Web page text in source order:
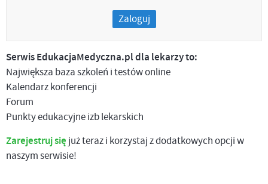
Zaloguj
Serwis EdukacjaMedyczna.pl dla lekarzy to:
Największa baza szkoleń i testów online
Kalendarz konferencji
Forum
Punkty edukacyjne izb lekarskich
Zarejestruj się już teraz i korzystaj z dodatkowych opcji w
naszym serwisie!